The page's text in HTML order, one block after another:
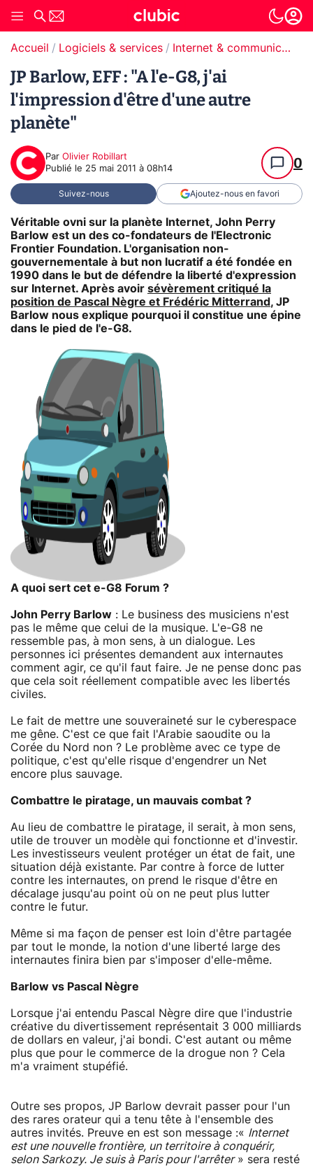
Accueil Logiciels & services Internet & communication
JP Barlow, EFF : "A l'e-G8, j'ai
l'impression d'être d'une autre
planète"
Par Olivier Robillart
Publié le 25 mai 2011 à 08h14 0
Suivez-nous Ajoutez-nous en favori
Véritable ovni sur la planète Internet, John Perry
Barlow est un des co-fondateurs de l'Electronic
Frontier Foundation. L'organisation non-
gouvernementale à but non lucratif a été fondée en
1990 dans le but de défendre la liberté d'expression
sur Internet. Après avoir sévèrement critiqué la
position de Pascal Nègre et Frédéric Mitterrand , JP
Barlow nous explique pourquoi il constitue une épine
dans le pied de l'e-G8.
A quoi sert cet e-G8 Forum ?
John Perry Barlow : Le business des musiciens n'est
pas le même que celui de la musique. L'e-G8 ne
ressemble pas, à mon sens, à un dialogue. Les
personnes ici présentes demandent aux internautes
comment agir, ce qu'il faut faire. Je ne pense donc pas
que cela soit réellement compatible avec les libertés
civiles.
Le fait de mettre une souveraineté sur le cyberespace
me gêne. C'est ce que fait l'Arabie saoudite ou la
Corée du Nord non ? Le problème avec ce type de
politique, c'est qu'elle risque d'engendrer un Net
encore plus sauvage.
Combattre le piratage, un mauvais combat ?
Au lieu de combattre le piratage, il serait, à mon sens,
utile de trouver un modèle qui fonctionne et d'investir.
Les investisseurs veulent protéger un état de fait, une
situation déjà existante. Par contre à force de lutter
contre les internautes, on prend le risque d'être en
décalage jusqu'au point où on ne peut plus lutter
contre le futur.
Même si ma façon de penser est loin d'être partagée
par tout le monde, la notion d'une liberté large des
internautes finira bien par s'imposer d'elle-même.
Barlow vs Pascal Nègre
Lorsque j'ai entendu Pascal Nègre dire que l'industrie
créative du divertissement représentait 3 000 milliards
de dollars en valeur, j'ai bondi. C'est autant ou même
plus que pour le commerce de la drogue non ? Cela
m'a vraiment stupéfié.
Outre ses propos, JP Barlow devrait passer pour l'un
des rares orateur qui a tenu tête à l'ensemble des
autres invités. Preuve en est son message :« Internet
est une nouvelle frontière, un territoire à conquérir,
selon Sarkozy. Je suis à Paris pour l'arrêter» sera resté